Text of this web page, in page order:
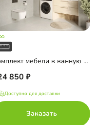
Комплект мебели в ванную комнату Тосса-2
850
Доступно для доставки
Заказать